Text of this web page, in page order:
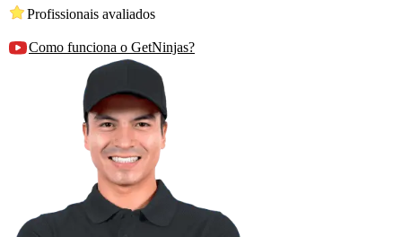
Profissionais avaliados
Como funciona o GetNinjas?